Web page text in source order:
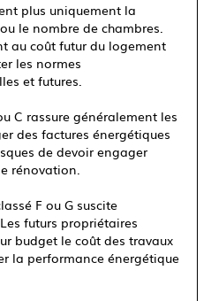
plus uniquement la
le nombre de chambres.
au coût futur du logement
les normes
et futures.
C rassure généralement les
des factures énergétiques
de devoir engager
rénovation.
F ou G suscite
futurs propriétaires
budget le coût des travaux
la performance énergétique